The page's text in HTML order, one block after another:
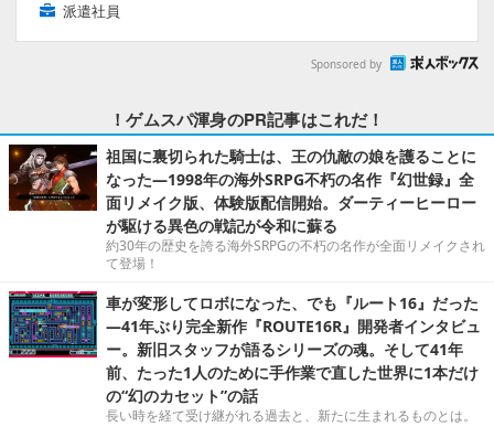
派遣社員
Sponsored by
！ゲムスパ渾身のPR記事はこれだ！
祖国に裏切られた騎士は、王の仇敵の娘を護ることに
なった―1998年の海外SRPG不朽の名作『幻世録』全
面リメイク版、体験版配信開始。ダーティーヒーロー
が駆ける異色の戦記が令和に蘇る
約30年の歴史を誇る海外SRPGの不朽の名作が全面リメイクされ
て登場！
車が変形してロボになった、でも『ルート16』だった
―41年ぶり完全新作『ROUTE16R』開発者インタビュ
ー。新旧スタッフが語るシリーズの魂。そして41年
前、たった1人のために手作業で直した世界に1本だけ
の“幻のカセット”の話
長い時を経て受け継がれる過去と、新たに生まれるものとは。